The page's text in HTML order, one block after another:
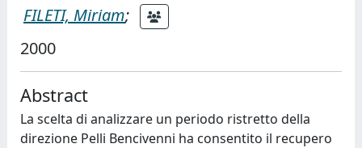
FILETI, Miriam;
2000
Abstract
La scelta di analizzare un periodo ristretto della
direzione Pelli Bencivenni ha consentito il recupero